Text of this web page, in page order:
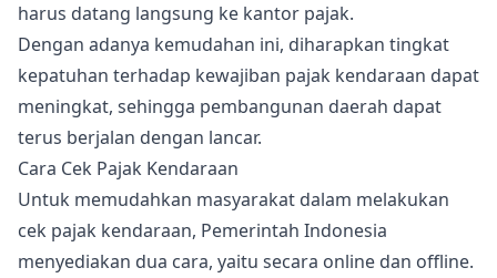
harus datang langsung ke kantor pajak.
Dengan adanya kemudahan ini, diharapkan tingkat
kepatuhan terhadap kewajiban pajak kendaraan dapat
meningkat, sehingga pembangunan daerah dapat
terus berjalan dengan lancar.
Cara Cek Pajak Kendaraan
Untuk memudahkan masyarakat dalam melakukan
cek pajak kendaraan, Pemerintah Indonesia
menyediakan dua cara, yaitu secara online dan offline.